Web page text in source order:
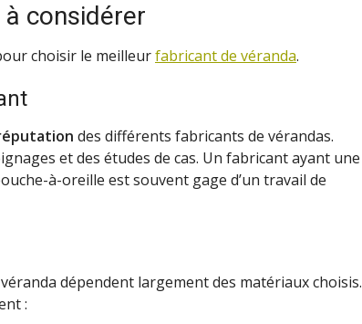
considérer
choisir le meilleurfabricant de véranda.
des différents fabricants de vérandas.
et des études de cas. Un fabricant ayant une
à-oreille est souvent gage d’un travail de
dépendent largement des matériaux choisis.
: